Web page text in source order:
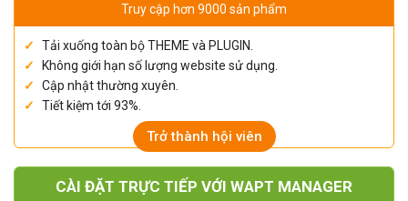
Truy cập hơn 9000 sản phẩm
Tải xuống toàn bộ THEME và PLUGIN.
Không giới hạn số lượng website sử dụng.
Cập nhật thường xuyên.
Tiết kiệm tới 93%.
Trở thành hội viên
CÀI ĐẶT TRỰC TIẾP VỚI WAPT MANAGER